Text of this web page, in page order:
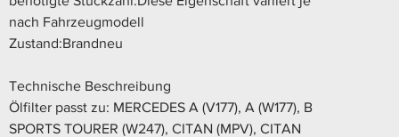
nach Fahrzeugmodell
Zustand:Brandneu
Technische Beschreibung
Ölfilter passt zu: MERCEDES A (V177), A (W177), B
SPORTS TOURER (W247), CITAN (MPV), CITAN